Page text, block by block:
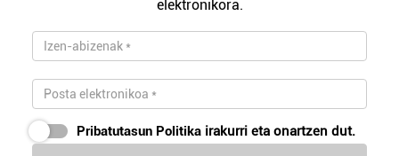
fitxategiak erabiltzen ditu. Zure esperientzia eta
baliatzen gara. Ohar hau onartuz gero, teknologia hori
erabiltzeko baimen esplizitua ematen diguzu.Gehiago
irakurri
elektronikora.
Pribatutasun Politika irakurri eta onartzen dut.